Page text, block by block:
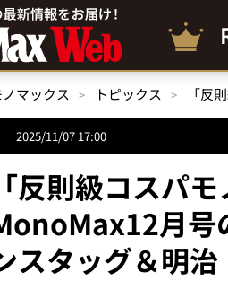
マックス トピックス
2025/11/07 17:00
「反則級コスパ
月号
スタッグ＆明治